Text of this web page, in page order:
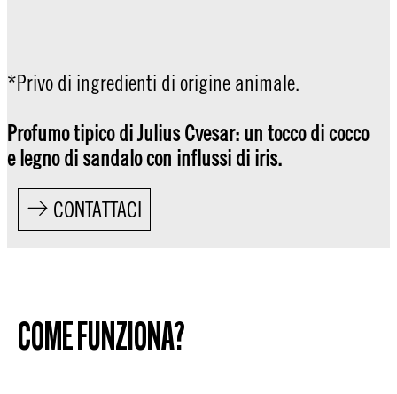
*Privo di ingredienti di origine animale.
Profumo tipico di Julius Cvesar: un tocco di cocco
e legno di sandalo con influssi di iris.
CONTATTACI
COME FUNZIONA?